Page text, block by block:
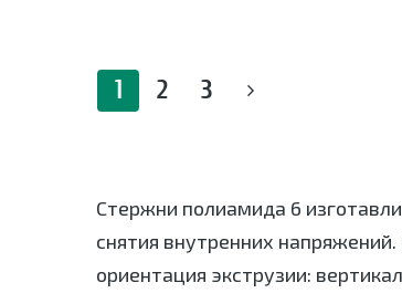
1 2 3
Стержни полиамида 6
снятия внутренних
ориентация экструзии: